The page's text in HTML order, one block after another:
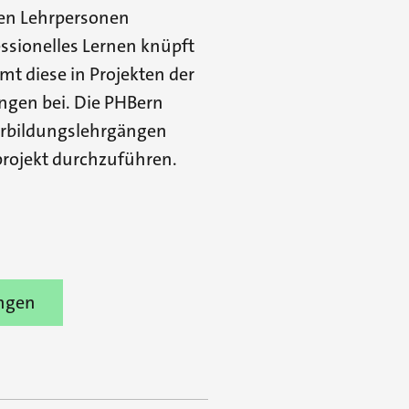
Lehrpersonen
Lernen knüpft
diese in Projekten der
bei. Die PHBern
durchzuführen.